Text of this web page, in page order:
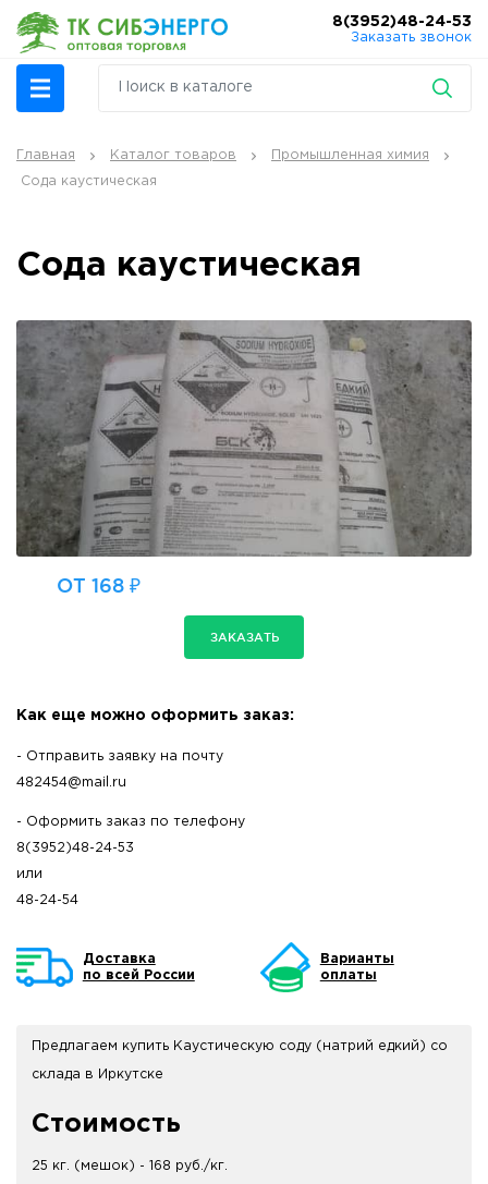
8(3952)48-24-53
Заказать звонок
Главная Каталог товаров Промышленная химия
Сода каустическая
Сода каустическая
ОТ 168 ₽
ЗАКАЗАТЬ
Как еще можно оформить заказ:
- Отправить заявку на почту
482454@mail.ru
- Оформить заказ по телефону
8(3952)48-24-53
или
48-24-54
Доставка
по всей России
Варианты
оплаты
Предлагаем купить Каустическую соду (натрий едкий) со
склада в Иркутске
Стоимость
25 кг. (мешок) - 168 руб./кг.